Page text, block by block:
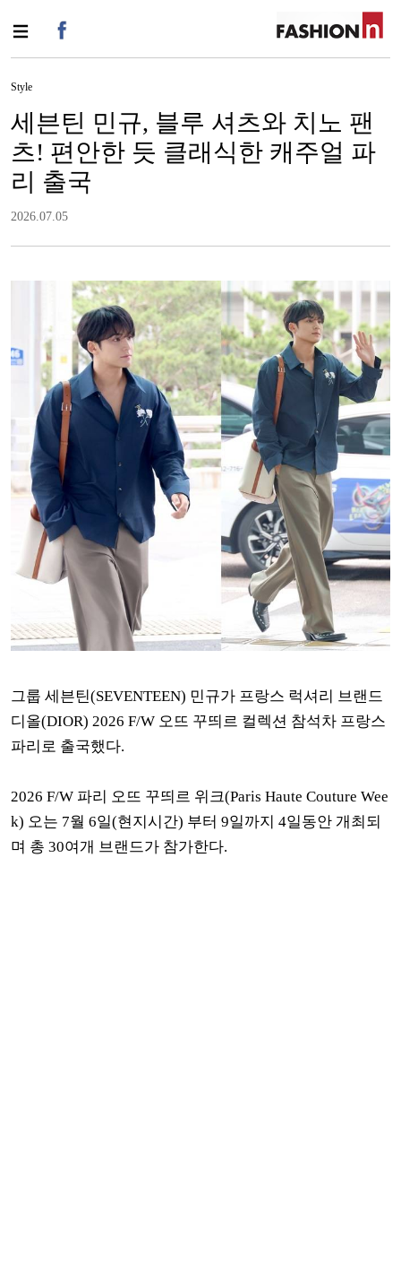
Style
세븐틴 민규, 블루 셔츠와 치노 팬
츠! 편안한 듯 클래식한 캐주얼 파
리 출국
2026.07.05
그룹 세븐틴(SEVENTEEN) 민규가 프랑스 럭셔리 브랜드
디올(DIOR) 2026 F/W 오뜨 꾸띄르 컬렉션 참석차 프랑스
파리로 출국했다.
2026 F/W 파리 오뜨 꾸띄르 위크(Paris Haute Couture Wee
k) 오는 7월 6일(현지시간) 부터 9일까지 4일동안 개최되
며 총 30여개 브랜드가 참가한다.